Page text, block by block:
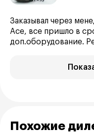
Заказывал через
Ace, все пришло в
доп.оборудование.
Похожие